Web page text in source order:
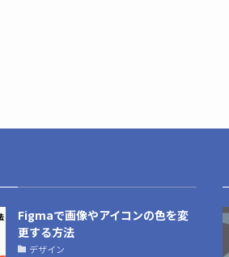
Figmaで画像やアイコンの色を変
更する方法
デザイン